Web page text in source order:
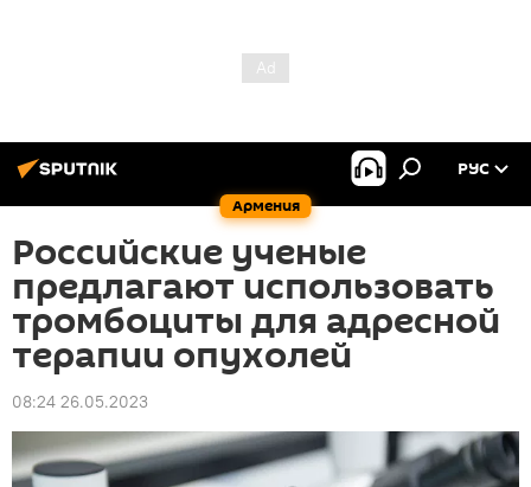
Армения
РУС
Российские ученые
предлагают использовать
тромбоциты для адресной
терапии опухолей
08:24 26.05.2023